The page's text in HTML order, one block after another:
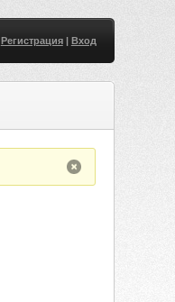
Регистрация| Вход